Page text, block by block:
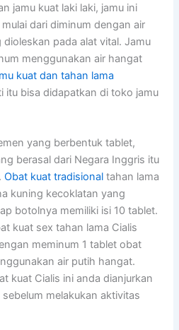
jamu kuat laki laki, jamu ini
dari diminum dengan air
pada alat vital. Jamu
menggunakan air hangat
kuat dan tahan lama
itu bisa didapatkan di toko jamu
yang berbentuk tablet,
berasal dari Negara Inggris itu
Obat kuat tradisional tahan lama
kuning kecoklatan yang
botolnya memiliki isi 10 tablet.
kuat sex tahan lama Cialis
meminum 1 tablet obat
air putih hangat.
kuat Cialis ini anda dianjurkan
melakukan aktivitas